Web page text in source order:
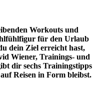
Workouts und
für den Urlaub
dein Ziel erreicht hast,
Wiener, Trainings- und
dir sechs Trainingstipps
Reisen in Form bleibst.